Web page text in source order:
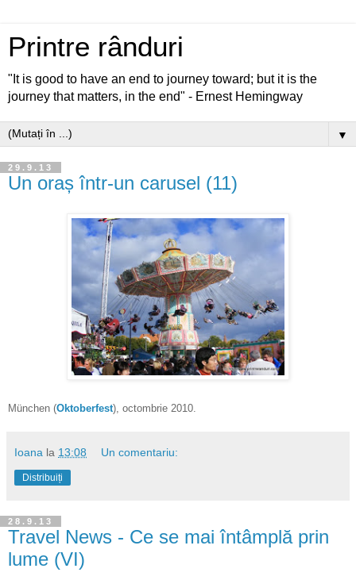
Printre rânduri
"It is good to have an end to journey toward; but it is the
journey that matters, in the end" - Ernest Hemingway
▼
29.9.13
Un oraș într-un carusel (11)
München (Oktoberfest), octombrie 2010.
Ioana la 13:08 Un comentariu:
Distribuiți
28.9.13
Travel News - Ce se mai întâmplă prin
lume (VI)